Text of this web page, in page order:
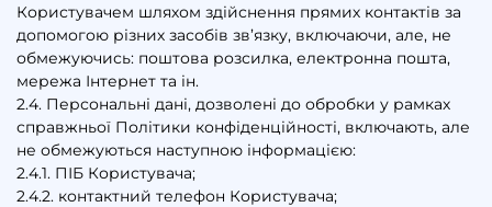
Користувачем шляхом здійснення прямих контактів за
допомогою різних засобів зв’язку, включаючи, але, не
обмежуючись: поштова розсилка, електронна пошта,
мережа Інтернет та ін.
2.4. Персональні дані, дозволені до обробки у рамках
справжньої Політики конфіденційності, включають, але
не обмежуються наступною інформацією:
2.4.1. ПІБ Користувача;
2.4.2. контактний телефон Користувача;